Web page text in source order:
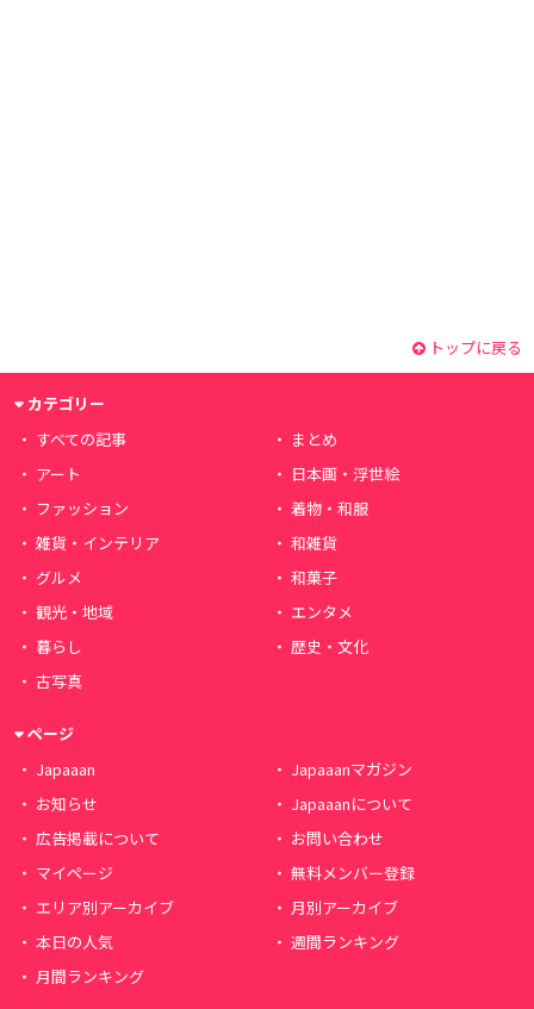
トップに戻る
カテゴリー
すべての記事
まとめ
アート
日本画・浮世絵
ファッション
着物・和服
雑貨・インテリア
和雑貨
グルメ
和菓子
観光・地域
エンタメ
暮らし
歴史・文化
古写真
ページ
Japaaan
Japaaanマガジン
お知らせ
Japaaanについて
広告掲載について
お問い合わせ
マイページ
無料メンバー登録
エリア別アーカイブ
月別アーカイブ
本日の人気
週間ランキング
月間ランキング